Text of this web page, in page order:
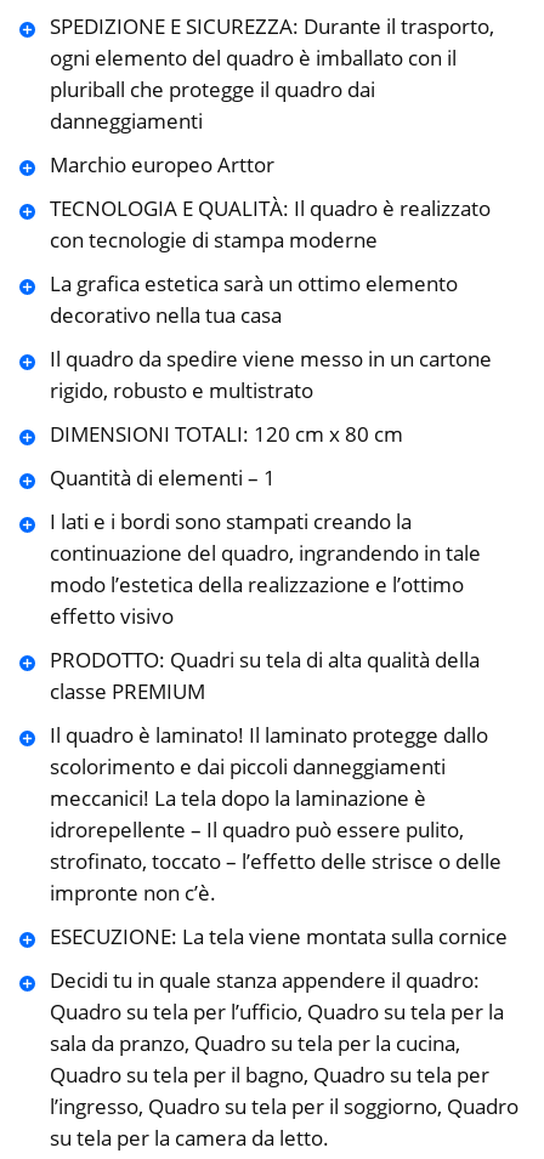
SPEDIZIONE E SICUREZZA: Durante il trasporto,
ogni elemento del quadro è imballato con il
pluriball che protegge il quadro dai
danneggiamenti
Marchio europeo Arttor
TECNOLOGIA E QUALITÀ: Il quadro è realizzato
con tecnologie di stampa moderne
La grafica estetica sarà un ottimo elemento
decorativo nella tua casa
Il quadro da spedire viene messo in un cartone
rigido, robusto e multistrato
DIMENSIONI TOTALI: 120 cm x 80 cm
Quantità di elementi – 1
I lati e i bordi sono stampati creando la
continuazione del quadro, ingrandendo in tale
modo l’estetica della realizzazione e l’ottimo
effetto visivo
PRODOTTO: Quadri su tela di alta qualità della
classe PREMIUM
Il quadro è laminato! Il laminato protegge dallo
scolorimento e dai piccoli danneggiamenti
meccanici! La tela dopo la laminazione è
idrorepellente – Il quadro può essere pulito,
strofinato, toccato – l’effetto delle strisce o delle
impronte non c’è.
ESECUZIONE: La tela viene montata sulla cornice
Decidi tu in quale stanza appendere il quadro:
Quadro su tela per l’ufficio, Quadro su tela per la
sala da pranzo, Quadro su tela per la cucina,
Quadro su tela per il bagno, Quadro su tela per
l’ingresso, Quadro su tela per il soggiorno, Quadro
su tela per la camera da letto.